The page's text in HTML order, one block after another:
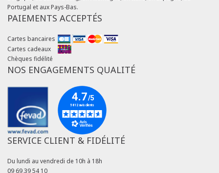
Portugal et aux Pays-Bas.
PAIEMENTS ACCEPTÉS
Cartes bancaires
Cartes cadeaux
Chèques fidélité
NOS ENGAGEMENTS QUALITÉ
SERVICE CLIENT & FIDÉLITÉ
Du lundi au vendredi de 10h à 18h
09 69 39 54 10